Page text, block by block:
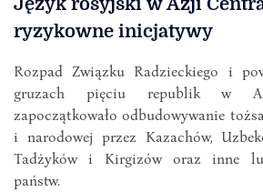
ryzykowne inicjatywy
Rozpad Związku Radzieckiego i
gruzach pięciu republik w
zapoczątkowało odbudowywanie
i narodowej przez Kazachów,
Tadżyków i Kirgizów oraz inne
państw.